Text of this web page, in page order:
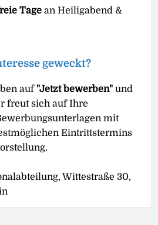
Tage an Heiligabend &
geweckt?
auf "Jetzt bewerben" und
freut sich auf Ihre
mit
Eintrittstermins
Wittestraße 30,